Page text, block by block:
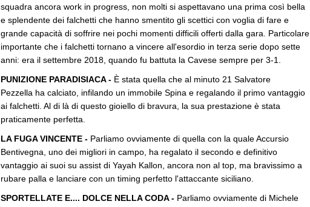
squadra ancora work in progress, non molti si aspettavano una prima così bella
e splendente dei falchetti che hanno smentito gli scettici con voglia di fare e
grande capacità di soffrire nei pochi momenti difficili offerti dalla gara. Particolare
importante che i falchetti tornano a vincere all'esordio in terza serie dopo sette
anni: era il settembre 2018, quando fu battuta la Cavese sempre per 3-1.
PUNIZIONE PARADISIACA - È stata quella che al minuto 21 Salvatore
Pezzella ha calciato, infilando un immobile Spina e regalando il primo vantaggio
ai falchetti. Al di là di questo gioiello di bravura, la sua prestazione è stata
praticamente perfetta.
LA FUGA VINCENTE - Parliamo ovviamente di quella con la quale Accursio
Bentivegna, uno dei migliori in campo, ha regalato il secondo e definitivo
vantaggio ai suoi su assist di Yayah Kallon, ancora non al top, ma bravissimo a
rubare palla e lanciare con un timing perfetto l'attaccante siciliano.
SPORTELLATE E.... DOLCE NELLA CODA - Parliamo ovviamente di Michele